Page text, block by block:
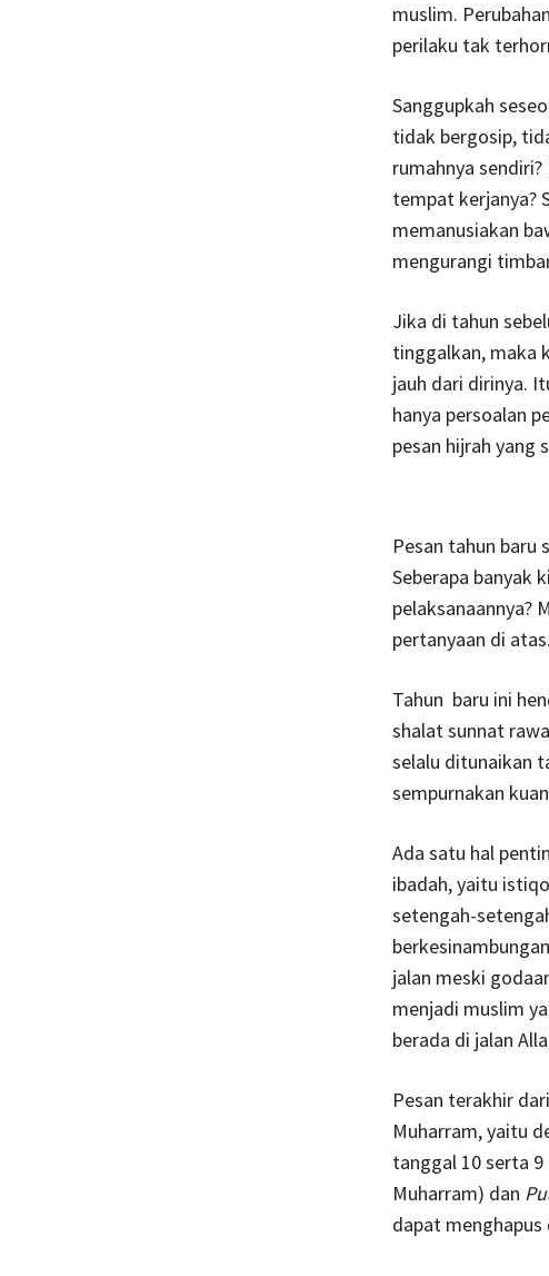
muslim.
perilaku tak
Sanggupkah
tidak bergosip,
rumahnya
tempat kerjanya?
memanusiakan
mengurangi
Jika di tahun
tinggalkan, maka
jauh dari dirinya.
hanya persoalan
pesan hijrah yang
Pesan tahun baru
Seberapa banyak
pelaksanaannya?
pertanyaan di atas.
Tahun baru ini
shalat sunnat
selalu ditunaikan
sempurnakan
Ada satu hal
ibadah, yaitu
setengah-
jalan meski
menjadi muslim
berada di jalan
Pesan terakhir
Muharram, yaitu
tanggal 10 serta
Muharram) dan
dapat